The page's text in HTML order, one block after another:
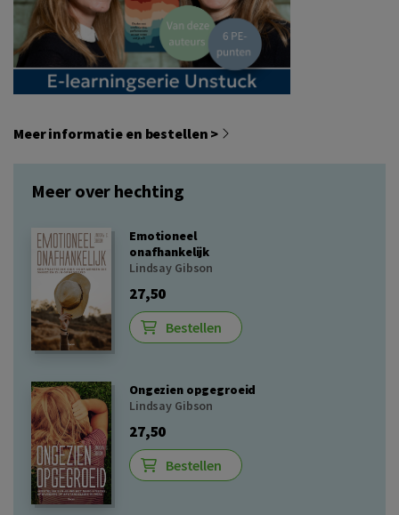
Meer informatie en bestellen >
Meer over hechting
Emotioneel
onafhankelijk
Lindsay Gibson
27,50
Bestellen
Ongezien opgegroeid
Lindsay Gibson
27,50
Bestellen